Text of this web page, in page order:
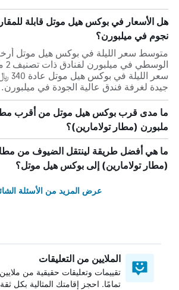
نجوم في ميلبورن؟
سعر
جيدة لغرفة فندق عالية الجودة في ميلبورن.
ما مدى قرب بوكس هيل موتل من أقرب
ملبورن (مطار تولامارين)؟
ما هي أفضل طريقة لينتقل الضيوف من
(مطار تولامارين) إلى بوكس هيل موتل؟
عرض المزيد من الأسئلة
الملايين من التعليقات
تقييمات وتعليقات حقيقية من ملايين
تمامًا. احجز إقامتك المثالية بكل